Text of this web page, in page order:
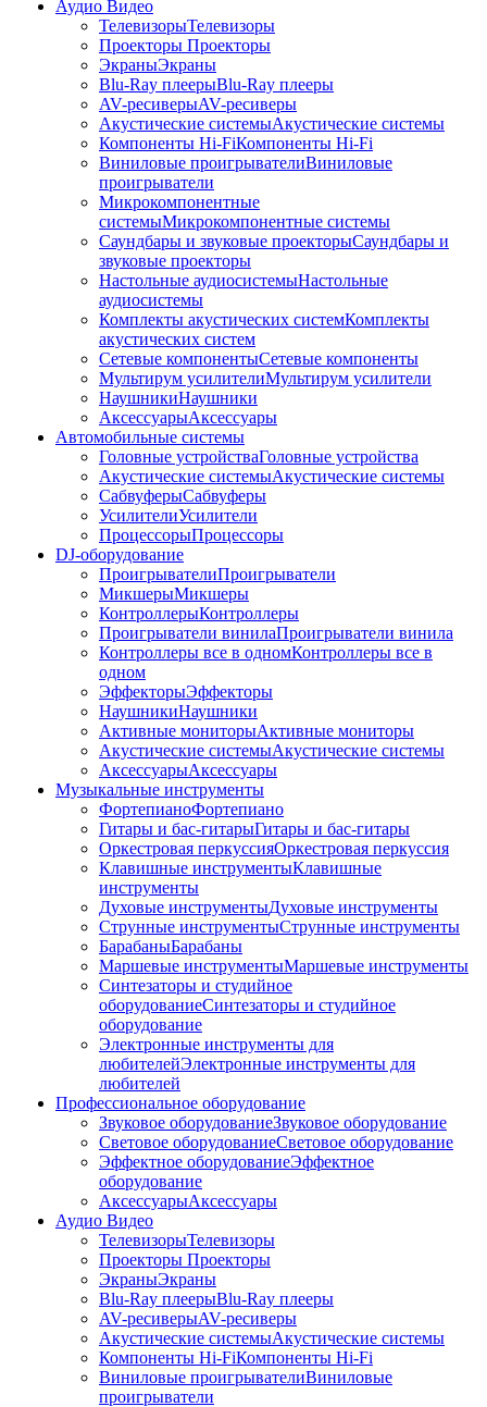
Аудио Видео
ТелевизорыТелевизоры
Проекторы Проекторы
ЭкраныЭкраны
Blu-Ray плеерыBlu-Ray плееры
AV-ресиверыAV-ресиверы
Акустические системыАкустические системы
Компоненты Hi-FiКомпоненты Hi-Fi
Виниловые проигрывателиВиниловые
проигрыватели
Микрокомпонентные
системыМикрокомпонентные системы
Саундбары и звуковые проекторыСаундбары и
звуковые проекторы
Настольные аудиосистемыНастольные
аудиосистемы
Комплекты акустических системКомплекты
акустических систем
Сетевые компонентыСетевые компоненты
Мультирум усилителиМультирум усилители
НаушникиНаушники
АксессуарыАксессуары
Автомобильные системы
Головные устройстваГоловные устройства
Акустические системыАкустические системы
СабвуферыСабвуферы
УсилителиУсилители
ПроцессорыПроцессоры
DJ-оборудование
ПроигрывателиПроигрыватели
МикшерыМикшеры
КонтроллерыКонтроллеры
Проигрыватели винилаПроигрыватели винила
Контроллеры все в одномКонтроллеры все в
одном
ЭффекторыЭффекторы
НаушникиНаушники
Активные мониторыАктивные мониторы
Акустические системыАкустические системы
АксессуарыАксессуары
Музыкальные инструменты
ФортепианоФортепиано
Гитары и бас-гитарыГитары и бас-гитары
Оркестровая перкуссияОркестровая перкуссия
Клавишные инструментыКлавишные
инструменты
Духовые инструментыДуховые инструменты
Струнные инструментыСтрунные инструменты
БарабаныБарабаны
Маршевые инструментыМаршевые инструменты
Синтезаторы и студийное
оборудованиеСинтезаторы и студийное
оборудование
Электронные инструменты для
любителейЭлектронные инструменты для
любителей
Профессиональное оборудование
Звуковое оборудованиеЗвуковое оборудование
Световое оборудованиеСветовое оборудование
Эффектное оборудованиеЭффектное
оборудование
АксессуарыАксессуары
Аудио Видео
ТелевизорыТелевизоры
Проекторы Проекторы
ЭкраныЭкраны
Blu-Ray плеерыBlu-Ray плееры
AV-ресиверыAV-ресиверы
Акустические системыАкустические системы
Компоненты Hi-FiКомпоненты Hi-Fi
Виниловые проигрывателиВиниловые
проигрыватели